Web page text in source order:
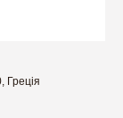
Греція